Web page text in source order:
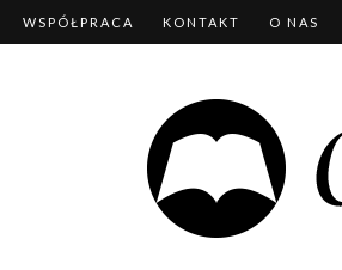
WSPÓŁPRACA KONTAKT O NAS